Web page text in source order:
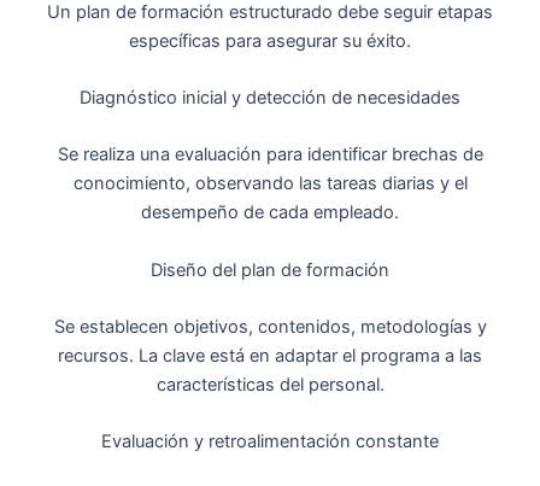
Un plan de formación estructurado debe seguir etapas
específicas para asegurar su éxito.
Diagnóstico inicial y detección de necesidades
Se realiza una evaluación para identificar brechas de
conocimiento, observando las tareas diarias y el
desempeño de cada empleado.
Diseño del plan de formación
Se establecen objetivos, contenidos, metodologías y
recursos. La clave está en adaptar el programa a las
características del personal.
Evaluación y retroalimentación constante